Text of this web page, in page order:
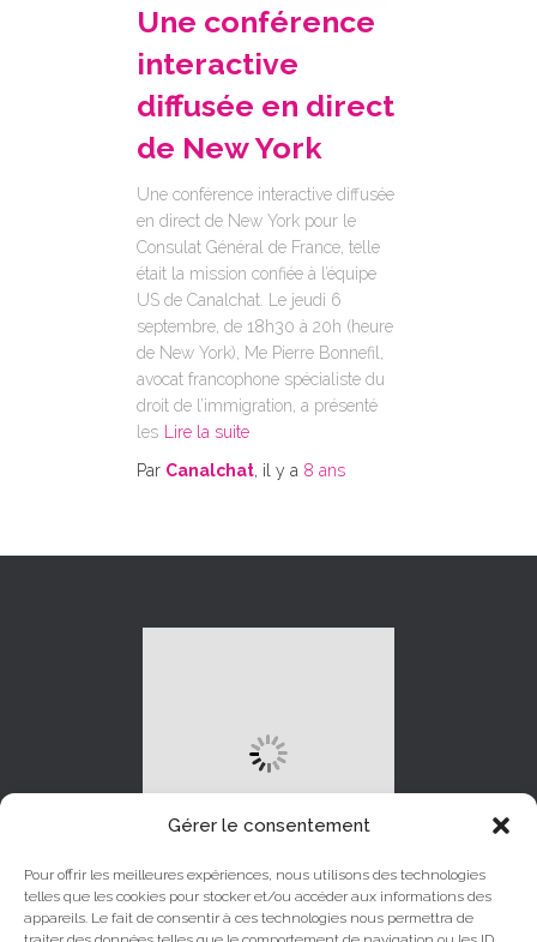
Gérer le consentement
Pour offrir les meilleures expériences, nous utilisons des technologies
telles que les cookies pour stocker et/ou accéder aux informations des
appareils. Le fait de consentir à ces technologies nous permettra de
Une conférence
interactive
diffusée en direct
de New York
Une conférence interactive diffusée
en direct de New York pour le
Consulat Général de France, telle
était la mission confiée à l’équipe
US de Canalchat. Le jeudi 6
septembre, de 18h30 à 20h (heure
de New York), Me Pierre Bonnefil,
avocat francophone spécialiste du
droit de l’immigration, a présenté
les
Lire la suite
Par Canalchat, il y a 8 ans